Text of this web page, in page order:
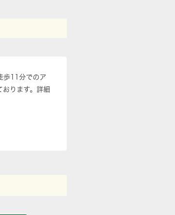
歩11分でのア
ります。詳細